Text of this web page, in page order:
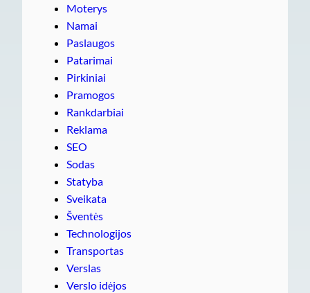
Moterys
Namai
Paslaugos
Patarimai
Pirkiniai
Pramogos
Rankdarbiai
Reklama
SEO
Sodas
Statyba
Sveikata
Šventės
Technologijos
Transportas
Verslas
Verslo idėjos